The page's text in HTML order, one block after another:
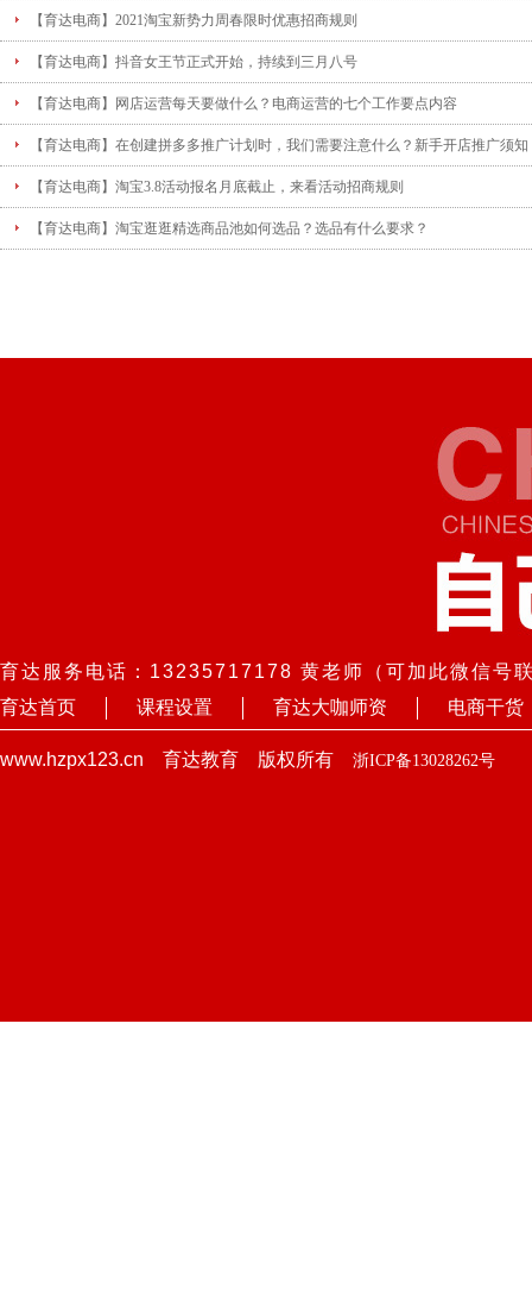
【育达电商】2021淘宝新势力周春限时优惠招商规则
【育达电商】抖音女王节正式开始，持续到三月八号
【育达电商】网店运营每天要做什么？电商运营的七个工作要点内容
【育达电商】在创建拼多多推广计划时，我们需要注意什么？新手开店推广须知
【育达电商】淘宝3.8活动报名月底截止，来看活动招商规则
【育达电商】淘宝逛逛精选商品池如何选品？选品有什么要求？
育达服务电话：13235717178 黄老师（可加此微信号
育达首页
课程设置 育达大咖师资 电商干货
www.hzpx123.cn 育达教育 版权所有 浙ICP备13028262号